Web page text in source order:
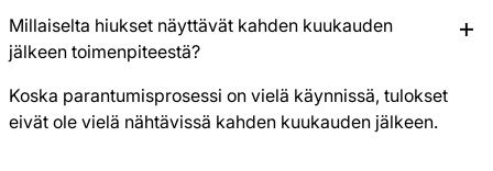
Millaiselta hiukset näyttävät kahden kuukauden
jälkeen toimenpiteestä?
Koska parantumisprosessi on vielä käynnissä, tulokset
eivät ole vielä nähtävissä kahden kuukauden jälkeen.